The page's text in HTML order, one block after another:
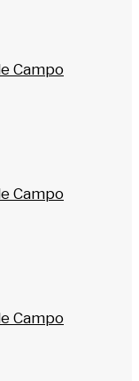
Campo
Campo
Campo